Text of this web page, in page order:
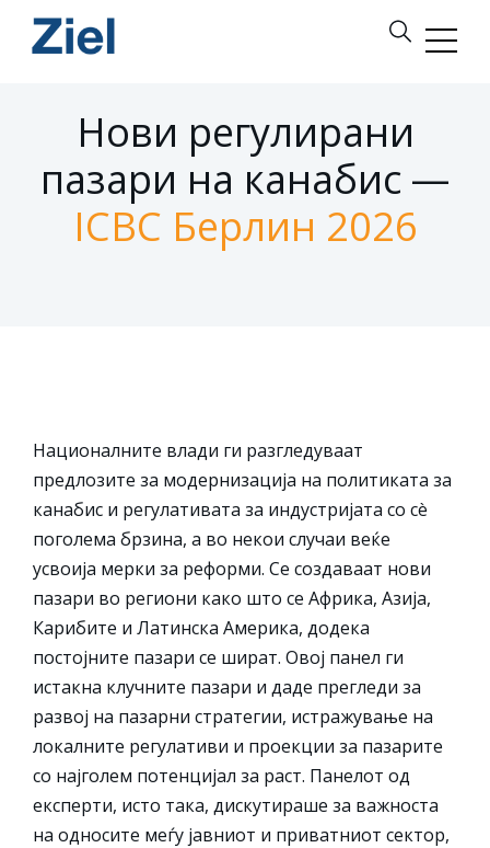
Нови регулирани
пазари на канабис —
ICBC Берлин 2026
Националните влади ги разгледуваат
предлозите за модернизација на политиката за
канабис и регулативата за индустријата со сè
поголема брзина, а во некои случаи веќе
усвоија мерки за реформи. Се создаваат нови
пазари во региони како што се Африка, Азија,
Карибите и Латинска Америка, додека
постојните пазари се шират. Овој панел ги
истакна клучните пазари и даде прегледи за
развој на пазарни стратегии, истражување на
локалните регулативи и проекции за пазарите
со најголем потенцијал за раст. Панелот од
експерти, исто така, дискутираше за важноста
на односите меѓу јавниот и приватниот сектор,